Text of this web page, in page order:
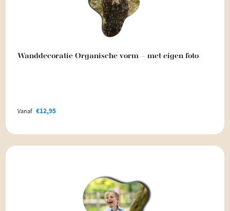
Wanddecoratie Organische vorm – met eigen foto
Vanaf €12,95